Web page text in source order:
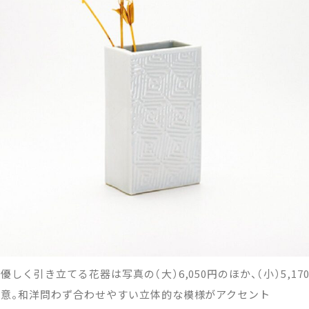
しく引き立てる花器は写真の（大）6,050円のほか、（小）
。和洋問わず合わせやすい立体的な模様がアクセント